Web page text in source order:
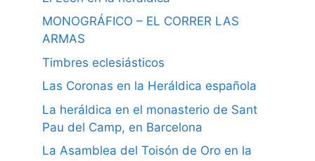
MONOGRÁFICO – EL CORRER LAS
ARMAS
Timbres eclesiásticos
Las Coronas en la Heráldica española
La heráldica en el monasterio de Sant
Pau del Camp, en Barcelona
La Asamblea del Toisón de Oro en la